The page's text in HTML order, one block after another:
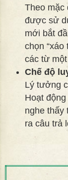
Theo mặc
được sử
mới bắt
chọn
các từ
Chế độ
Lý tưởng
Hoạt
nghe thấy
ra câu trả